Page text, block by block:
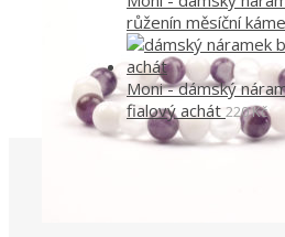
růženín měsíční
Moni - dámský
fialový achát 220Kč